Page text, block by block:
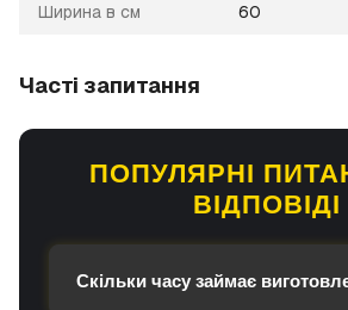
Ширина в см 60
Часті запитання
ПОПУЛЯРНІ
ВІДПОВІДІ
Скільки часу займає